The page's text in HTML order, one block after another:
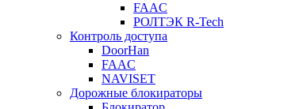
FAAC
РОЛТЭК R-Tech
Контроль доступа
DoorHan
FAAC
NAVISET
Дорожные блокираторы